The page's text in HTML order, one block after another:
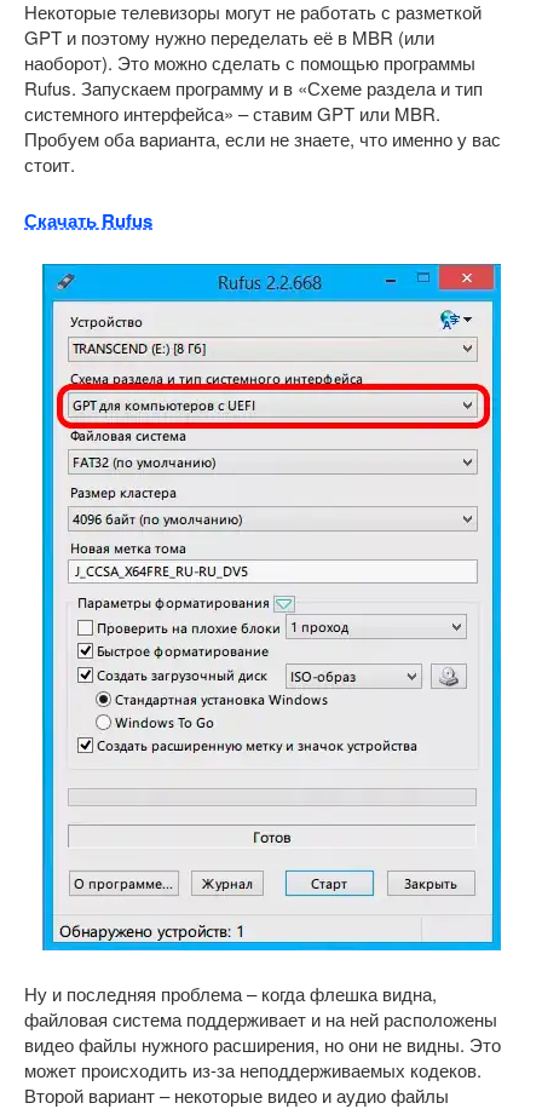
Некоторые телевизоры могут не работать с разметкой
GPT и поэтому нужно переделать её в MBR (или
наоборот). Это можно сделать с помощью программы
Rufus. Запускаем программу и в «Схеме раздела и тип
системного интерфейса» – ставим GPT или MBR.
Пробуем оба варианта, если не знаете, что именно у вас
стоит.
Скачать Rufus
Ну и последняя проблема – когда флешка видна,
файловая система поддерживает и на ней расположены
видео файлы нужного расширения, но они не видны. Это
может происходить из-за неподдерживаемых кодеков.
Второй вариант – некоторые видео и аудио файлы